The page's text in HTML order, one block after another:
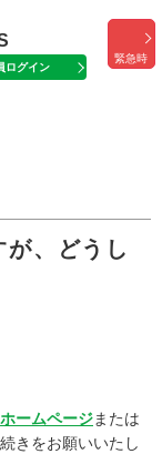
ログイン
緊急時
、どうし
ホームページまたは
きをお願いいたし